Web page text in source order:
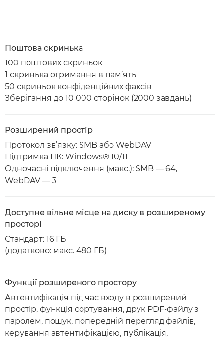
Поштова скринька
100 поштових скриньок
1 скринька отримання в пам’ять
50 скриньок конфіденційних факсів
Зберігання до 10 000 сторінок (2000 завдань)
Розширений простір
Протокол зв’язку: SMB або WebDAV
Підтримка ПК: Windows® 10/11
Одночасні підключення (макс.): SMB — 64,
WebDAV — 3
Доступне вільне місце на диску в розширеному
просторі
Стандарт: 16 ГБ
(додатково: макс. 480 ГБ)
Функції розширеного простору
Автентифікація під час входу в розширений
простір, функція сортування, друк PDF-файлу з
паролем, пошук, попередній перегляд файлів,
керування автентифікацією, публікація,